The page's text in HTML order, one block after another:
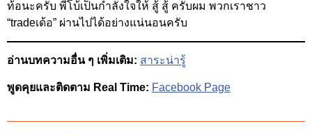
ท้อนะครับ พี่โบ้เป็นกำลังใจให้ สู้ สู้ ครับผม พวกเราชาว
“tradeเด้อ” ผ่านไปได้อย่างแน่นอนครับ
อ่านบทความอื่น ๆ เพิ่มเติม: สาระน่ารู้
พูดคุยและติดตาม Real Time: Facebook Page